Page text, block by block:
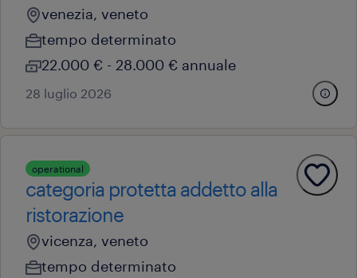
venezia, veneto
tempo determinato
22.000 € - 28.000 € annuale
28 luglio 2026
operational
categoria protetta addetto alla
ristorazione
vicenza, veneto
tempo determinato